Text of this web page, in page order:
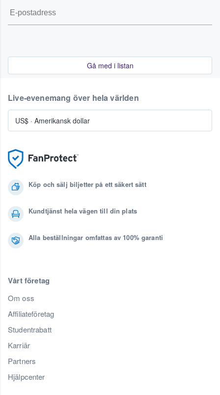
Gå med i listan
Köp och sälj biljetter på ett säkert sätt
Kundtjänst hela vägen till din plats
Alla beställningar omfattas av 100% garanti
Vårt företag
Om oss
Affiliateföretag
Studentrabatt
Karriär
Partners
Hjälpcenter
Live-evenemang över hela världen
US$ · Amerikansk dollar